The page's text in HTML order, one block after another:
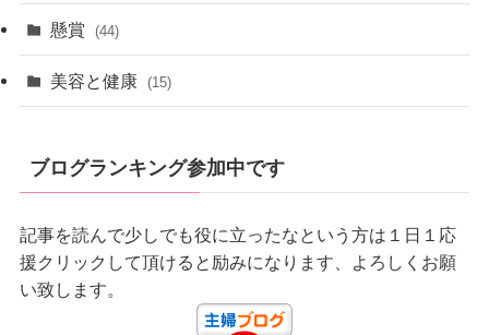
懸賞 (44)
美容と健康 (15)
ブログランキング参加中です
記事を読んで少しでも役に立ったなという方は１日１応
援クリックして頂けると励みになります、よろしくお願
い致します。